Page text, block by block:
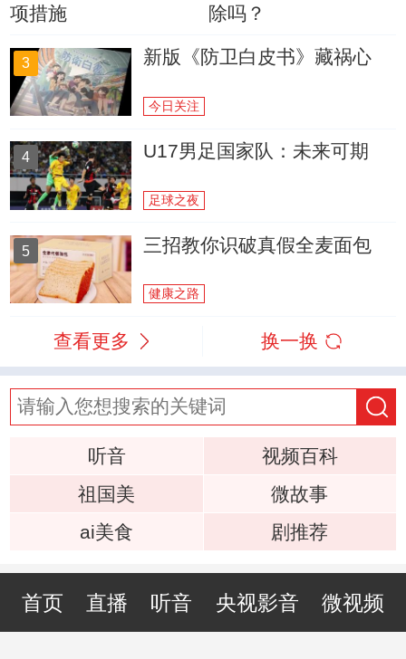
项措施
除吗？
3 新版《防卫白皮书》藏祸心
今日关注
4 U17男足国家队：未来可期
足球之夜
5 三招教你识破真假全麦面包
健康之路
查看更多 换一换
听音
视频百科
祖国美
微故事
ai美食
剧推荐
首页 直播 听音 央视影音 微视频